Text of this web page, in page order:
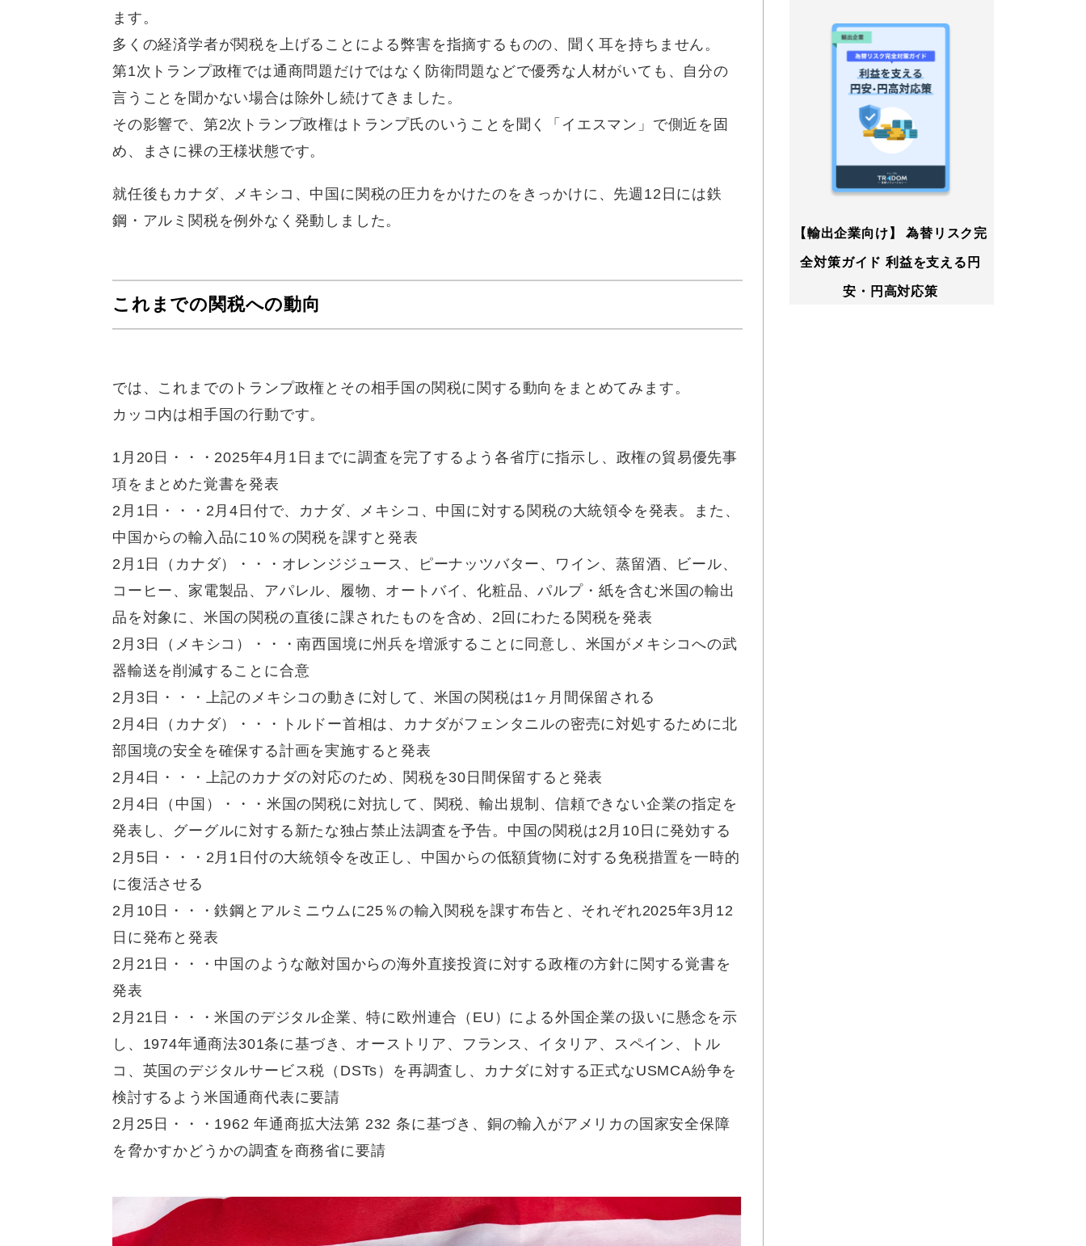
ます。
多くの経済学者が関税を上げることによる弊害を指摘するものの、聞く耳を持ちません。
第1次トランプ政権では通商問題だけではなく防衛問題などで優秀な人材がいても、自分の
言うことを聞かない場合は除外し続けてきました。
その影響で、第2次トランプ政権はトランプ氏のいうことを聞く「イエスマン」で側近を固
め、まさに裸の王様状態です。
就任後もカナダ、メキシコ、中国に関税の圧力をかけたのをきっかけに、先週12日には鉄
鋼・アルミ関税を例外なく発動しました。
これまでの関税への動向
では、これまでのトランプ政権とその相手国の関税に関する動向をまとめてみます。
カッコ内は相手国の行動です。
1月20日・・・2025年4月1日までに調査を完了するよう各省庁に指示し、政権の貿易優先事
項をまとめた覚書を発表
2月1日・・・2月4日付で、カナダ、メキシコ、中国に対する関税の大統領令を発表。また、
中国からの輸入品に10％の関税を課すと発表
2月1日（カナダ）・・・オレンジジュース、ピーナッツバター、ワイン、蒸留酒、ビール、
コーヒー、家電製品、アパレル、履物、オートバイ、化粧品、パルプ・紙を含む米国の輸出
品を対象に、米国の関税の直後に課されたものを含め、2回にわたる関税を発表
2月3日（メキシコ）・・・南西国境に州兵を増派することに同意し、米国がメキシコへの武
器輸送を削減することに合意
2月3日・・・上記のメキシコの動きに対して、米国の関税は1ヶ月間保留される
2月4日（カナダ）・・・トルドー首相は、カナダがフェンタニルの密売に対処するために北
部国境の安全を確保する計画を実施すると発表
2月4日・・・上記のカナダの対応のため、関税を30日間保留すると発表
2月4日（中国）・・・米国の関税に対抗して、関税、輸出規制、信頼できない企業の指定を
発表し、グーグルに対する新たな独占禁止法調査を予告。中国の関税は2月10日に発効する
2月5日・・・2月1日付の大統領令を改正し、中国からの低額貨物に対する免税措置を一時的
に復活させる
2月10日・・・鉄鋼とアルミニウムに25％の輸入関税を課す布告と、それぞれ2025年3月12
日に発布と発表
2月21日・・・中国のような敵対国からの海外直接投資に対する政権の方針に関する覚書を
発表
2月21日・・・米国のデジタル企業、特に欧州連合（EU）による外国企業の扱いに懸念を示
し、1974年通商法301条に基づき、オーストリア、フランス、イタリア、スペイン、トル
コ、英国のデジタルサービス税（DSTs）を再調査し、カナダに対する正式なUSMCA紛争を
検討するよう米国通商代表に要請
2月25日・・・1962 年通商拡大法第 232 条に基づき、銅の輸入がアメリカの国家安全保障
を脅かすかどうかの調査を商務省に要請
【輸出企業向け】 為替リスク完
全対策ガイド 利益を支える円
安・円高対応策